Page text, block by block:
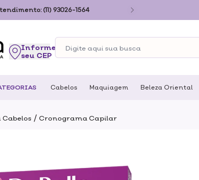
(11) 93026-1564
seu CEP
Cabelos Maquiagem Beleza Oriental
Cabelos / Cronograma Capilar